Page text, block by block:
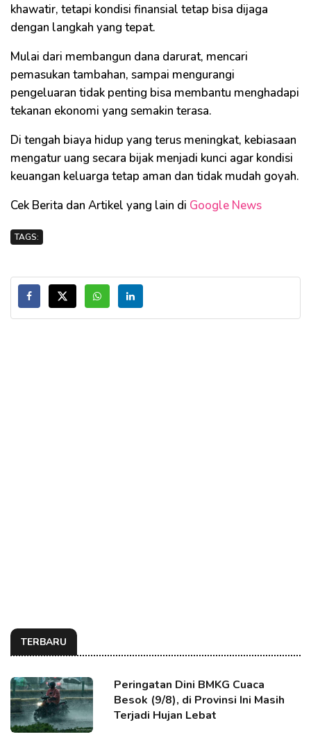
khawatir, tetapi kondisi finansial tetap bisa dijaga
dengan langkah yang tepat.
Mulai dari membangun dana darurat, mencari
pemasukan tambahan, sampai mengurangi
pengeluaran tidak penting bisa membantu menghadapi
tekanan ekonomi yang semakin terasa.
Di tengah biaya hidup yang terus meningkat, kebiasaan
mengatur uang secara bijak menjadi kunci agar kondisi
keuangan keluarga tetap aman dan tidak mudah goyah.
Cek Berita dan Artikel yang lain di Google News
TAGS:
TERBARU
Peringatan Dini BMKG Cuaca
Besok (9/8), di Provinsi Ini Masih
Terjadi Hujan Lebat